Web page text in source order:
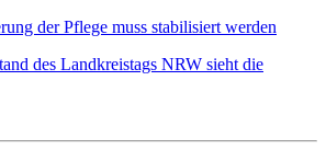
der Pflege muss stabilisiert werden
des Landkreistags NRW sieht die